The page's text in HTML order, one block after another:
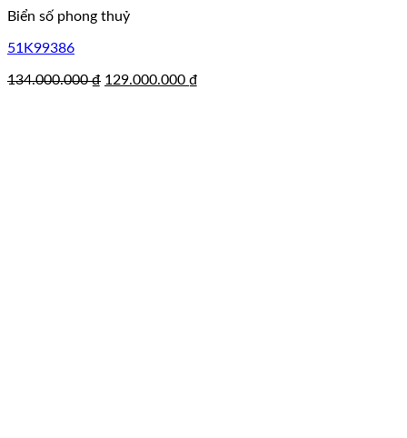
Biển số phong thuỷ
51K99386
134.000.000₫ Giá
129.000.000 ₫